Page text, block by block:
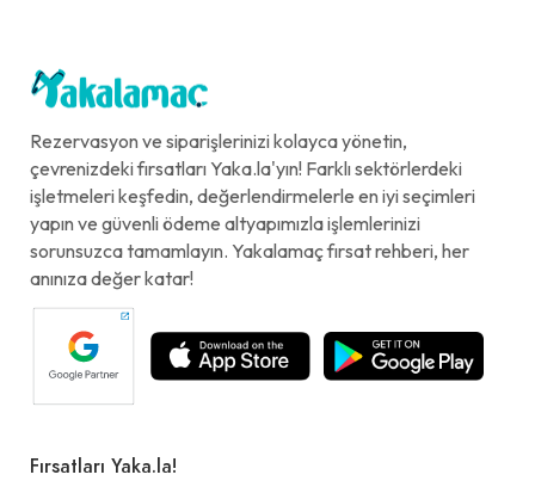
Rezervasyon ve siparişlerinizi kolayca yönetin,
çevrenizdeki fırsatları Yaka.la'yın! Farklı sektörlerdeki
işletmeleri keşfedin, değerlendirmelerle en iyi seçimleri
yapın ve güvenli ödeme altyapımızla işlemlerinizi
sorunsuzca tamamlayın. Yakalamaç fırsat rehberi, her
anınıza değer katar!
Fırsatları Yaka.la!